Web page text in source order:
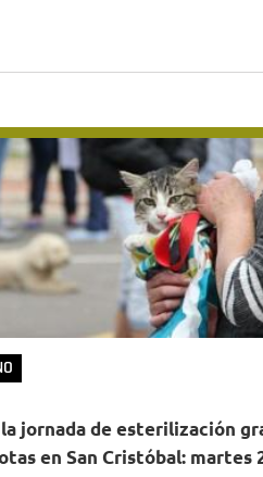
jornada de esterilización
en San Cristóbal: martes